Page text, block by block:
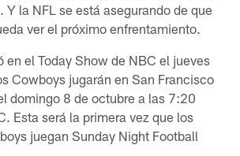
Y la NFL se está asegurando de que
ver el próximo enfrentamiento.
en el Today Show de NBC el jueves
Cowboys jugarán en San Francisco
domingo 8 de octubre a las 7:20
Esta será la primera vez que los
juegan Sunday Night Football